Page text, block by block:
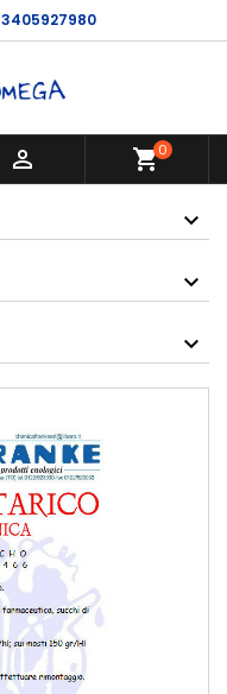
3405927980
 shopping_cart0